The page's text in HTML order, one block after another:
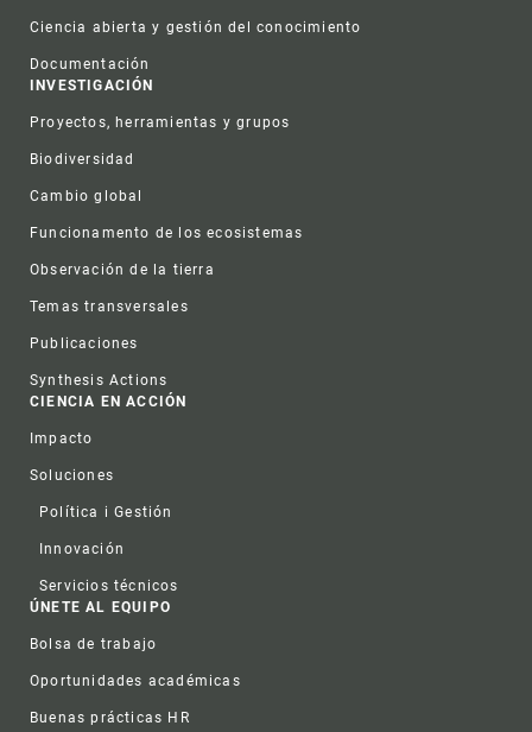
Ciencia abierta y gestión del conocimiento
Documentación
INVESTIGACIÓN
Proyectos, herramientas y grupos
Biodiversidad
Cambio global
Funcionamento de los ecosistemas
Observación de la tierra
Temas transversales
Publicaciones
Synthesis Actions
CIENCIA EN ACCIÓN
Impacto
Soluciones
Política i Gestión
Innovación
Servicios técnicos
ÚNETE AL EQUIPO
Bolsa de trabajo
Oportunidades académicas
Buenas prácticas HR